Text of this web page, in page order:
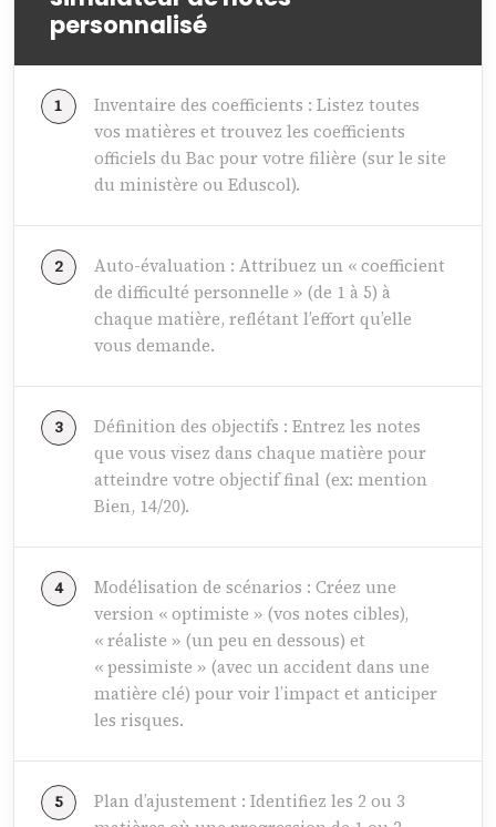
personnalisé
Inventaire des coefficients : Listez toutes
vos matières et trouvez les coefficients
officiels du Bac pour votre filière (sur le site
du ministère ou Eduscol).
Auto-évaluation : Attribuez un « coefficient
de difficulté personnelle » (de 1 à 5) à
chaque matière, reflétant l’effort qu’elle
vous demande.
Définition des objectifs : Entrez les notes
que vous visez dans chaque matière pour
atteindre votre objectif final (ex: mention
Bien, 14/20).
Modélisation de scénarios : Créez une
version « optimiste » (vos notes cibles),
« réaliste » (un peu en dessous) et
« pessimiste » (avec un accident dans une
matière clé) pour voir l’impact et anticiper
les risques.
Plan d’ajustement : Identifiez les 2 ou 3